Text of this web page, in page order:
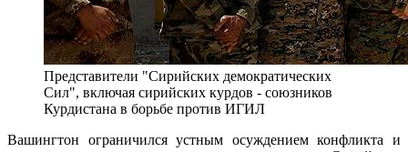
Представители "Сирийских демократических
Сил", включая сирийских курдов - союзников
Курдистана в борьбе против ИГИЛ
Вашингтон ограничился устным осуждением конфликта и